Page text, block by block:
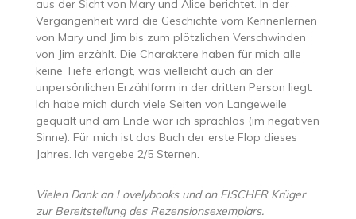
aus der Sicht von Mary und Alice berichtet. In der
Vergangenheit wird die Geschichte vom Kennenlernen
von Mary und Jim bis zum plötzlichen Verschwinden
von Jim erzählt. Die Charaktere haben für mich alle
keine Tiefe erlangt, was vielleicht auch an der
unpersönlichen Erzählform in der dritten Person liegt.
Ich habe mich durch viele Seiten von Langeweile
gequält und am Ende war ich sprachlos (im negativen
Sinne). Für mich ist das Buch der erste Flop dieses
Jahres. Ich vergebe 2/5 Sternen.
Vielen Dank an Lovelybooks und an FISCHER Krüger
zur Bereitstellung des Rezensionsexemplars.